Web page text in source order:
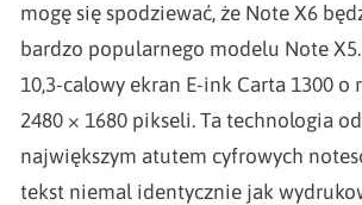
mogę się spodziewać, że Note X6
bardzo popularnego modelu Note
10,3-calowy ekran E-ink Carta 1300 o
2480 × 1680 pikseli. Ta technologia
największym atutem cyfrowych
tekst niemal identycznie jak